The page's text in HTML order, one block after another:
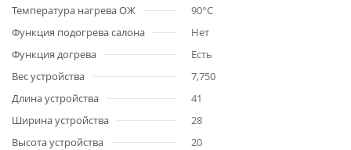
Температура нагрева ОЖ
90°C
Функция подогрева салона
Нет
Функция догрева
Есть
Вес устройства
7,750
Длина устройства
41
Ширина устройства
28
Высота устройства
20